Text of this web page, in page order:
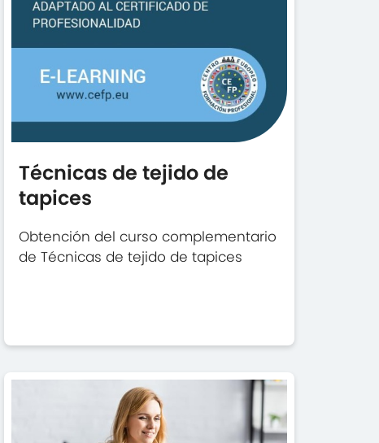
Técnicas de tejido de
tapices
Obtención del curso complementario
de Técnicas de tejido de tapices